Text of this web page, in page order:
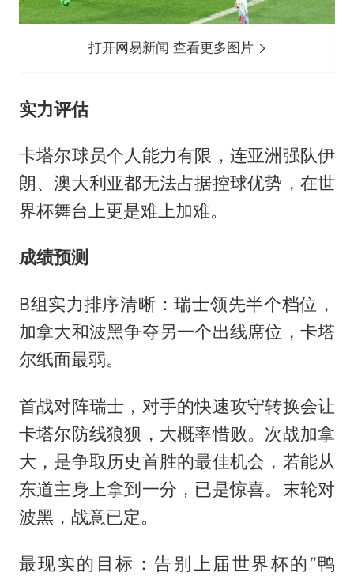
打开网易新闻 查看更多图片
实力评估
卡塔尔球员个人能力有限，连亚洲强队伊
朗、澳大利亚都无法占据控球优势，在世
界杯舞台上更是难上加难。
成绩预测
B组实力排序清晰：瑞士领先半个档位，
加拿大和波黑争夺另一个出线席位，卡塔
尔纸面最弱。
首战对阵瑞士，对手的快速攻守转换会让
卡塔尔防线狼狈，大概率惜败。次战加拿
大，是争取历史首胜的最佳机会，若能从
东道主身上拿到一分，已是惊喜。末轮对
波黑，战意已定。
最现实的目标：告别上届世界杯的“鸭